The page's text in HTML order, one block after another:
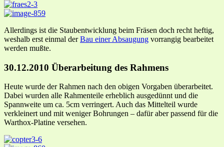
Allerdings ist die Staubentwicklung beim Fräsen doch recht heftig,
weshalb erst einmal derBau einer Absaugung vorrangig bearbeitet
werden mußte.
30.12.2010 Überarbeitung des Rahmens
Heute wurde der Rahmen nach den obigen Vorgaben überarbeitet.
Dabei wurden alle Rahmenteile erheblich ausgedünnt und die
Spannweite um ca. 5cm verringert. Auch das Mittelteil wurde
verkleinert und mit weniger Bohrungen – dafür aber passend für die
Warthox-Platine versehen.